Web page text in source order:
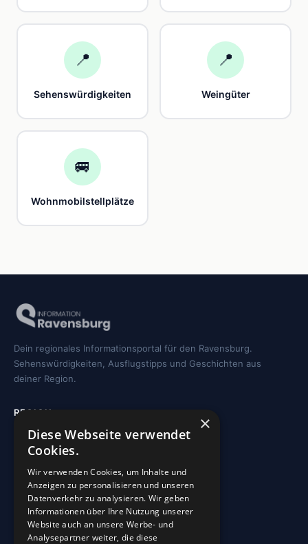
📍
Sehenswürdigkeiten
📍
Weingüter
🚐
Wohnmobilstellplätze
Dein regionales Informationsportal für den Ravensburg.
Sehenswürdigkeiten, Ausflugstipps und Geschichten aus
deiner Region.
REGION
Freizeit
Sehenswürdigkeiten
Kirchen
Gewässer
Wohnmobilstellplätze
×
Diese Webseite verwendet
Cookies.
Wir verwenden Cookies, um Inhalte und
Anzeigen zu personalisieren und unseren
Datenverkehr zu analysieren. Wir geben
Informationen über Ihre Nutzung unserer
Website auch an unsere Werbe- und
Analysepartner weiter, die diese